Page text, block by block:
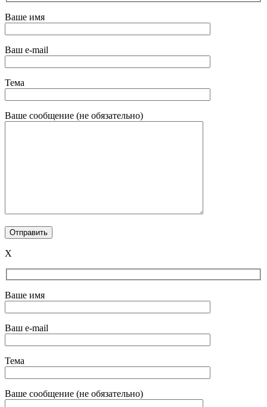
Ваше имя
Ваш e-mail
Тема
Ваше сообщение (не обязательно)
X
Ваше имя
Ваш e-mail
Тема
Ваше сообщение (не обязательно)